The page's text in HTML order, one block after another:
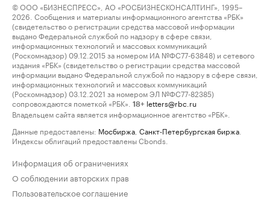
© ООО «БИЗНЕСПРЕСС», АО «РОСБИЗНЕСКОНСАЛТИНГ», 1995–
2026. Сообщения и материалы информационного агентства «РБК»
(свидетельство о регистрации средства массовой информации
выдано Федеральной службой по надзору в сфере связи,
информационных технологий и массовых коммуникаций
(Роскомнадзор) 09.12.2015 за номером ИА №ФС77-63848) и сетевого
издания «РБК» (свидетельство о регистрации средства массовой
информации выдано Федеральной службой по надзору в сфере связи,
информационных технологий и массовых коммуникаций
(Роскомнадзор) 03.12.2021 за номером ЭЛ №ФС77-82385)
сопровождаются пометкой «РБК».
18+ letters@rbc.ru
Владельцем сайта является информационное агентство «РБК».
Данные предоставлены: Мосбиржа Санкт-Петербургская биржа
Индексы облигаций предоставлены Cbonds.
Информация об ограничениях
О соблюдении авторских прав
Пользовательское соглашение